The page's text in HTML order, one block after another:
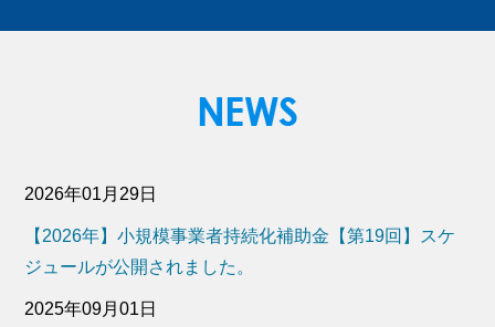
2026年01月29日
【2026年】小規模事業者持続化補助金【第19回】スケ
ジュールが公開されました。
2025年09月01日